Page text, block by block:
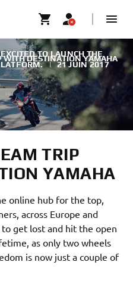
WITH DESTINATION YAMAHA
TO LAUNCH THE
| 21 JUIN 2017
TRIP
YAMAHA
online hub for the top,
across Europe and
get lost and hit the open
as only two wheels
is now just a couple of